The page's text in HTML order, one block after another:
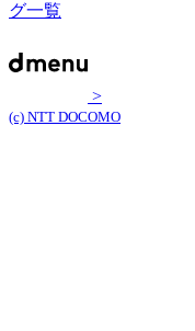
グ一覧
>
(c) NTT DOCOMO